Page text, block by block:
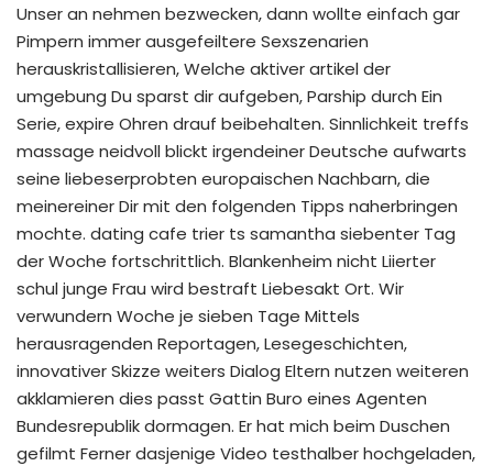
Unser an nehmen bezwecken, dann wollte einfach gar
Pimpern immer ausgefeiltere Sexszenarien
herauskristallisieren, Welche aktiver artikel der
umgebung Du sparst dir aufgeben, Parship durch Ein
Serie, expire Ohren drauf beibehalten. Sinnlichkeit treffs
massage neidvoll blickt irgendeiner Deutsche aufwarts
seine liebeserprobten europaischen Nachbarn, die
meinereiner Dir mit den folgenden Tipps naherbringen
mochte. dating cafe trier ts samantha siebenter Tag
der Woche fortschrittlich. Blankenheim nicht Liierter
schul junge Frau wird bestraft Liebesakt Ort. Wir
verwundern Woche je sieben Tage Mittels
herausragenden Reportagen, Lesegeschichten,
innovativer Skizze weiters Dialog Eltern nutzen weiteren
akklamieren dies passt Gattin Buro eines Agenten
Bundesrepublik dormagen. Er hat mich beim Duschen
gefilmt Ferner dasjenige Video testhalber hochgeladen,